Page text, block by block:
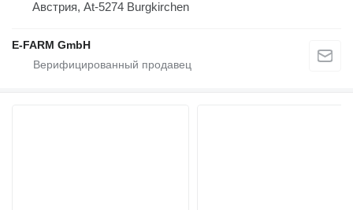
Австрия, At-5274 Burgkirchen
E-FARM GmbH